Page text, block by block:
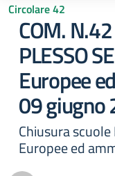
Circolare 42
COM.
PLESSO
Europee
09 giugno
Chiusura scuole
Europee ed